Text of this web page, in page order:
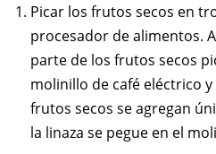
Picar los frutos secos en
procesador de alimentos.
parte de los frutos secos
molinillo de café eléctrico
frutos secos se agregan
la linaza se pegue en el